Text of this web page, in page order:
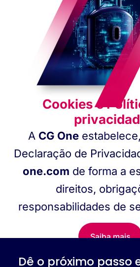
Cookies e
A CG One
Declaração de
one.com de forma a
direitos,
responsabilidades de
Saiba mais
Dê o próximo passo